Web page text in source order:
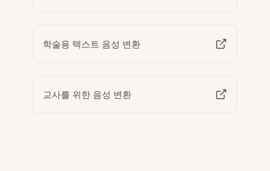
학술용 텍스트 음성 변환
교사를 위한 음성 변환